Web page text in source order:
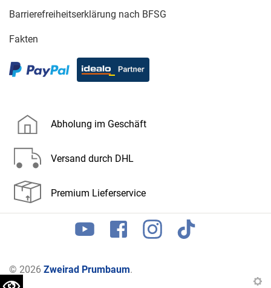
Barrierefreiheitserklärung nach BFSG
Fakten
Abholung im Geschäft
Versand durch DHL
Premium Lieferservice
© 2026 Zweirad Prumbaum.